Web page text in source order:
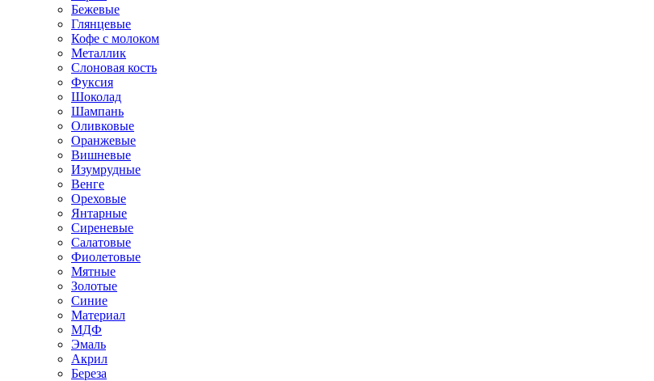
Бежевые
Глянцевые
Кофе с молоком
Металлик
Слоновая кость
Фуксия
Шоколад
Шампань
Оливковые
Оранжевые
Вишневые
Изумрудные
Венге
Ореховые
Янтарные
Сиреневые
Салатовые
Фиолетовые
Мятные
Золотые
Синие
Материал
МДФ
Эмаль
Акрил
Береза